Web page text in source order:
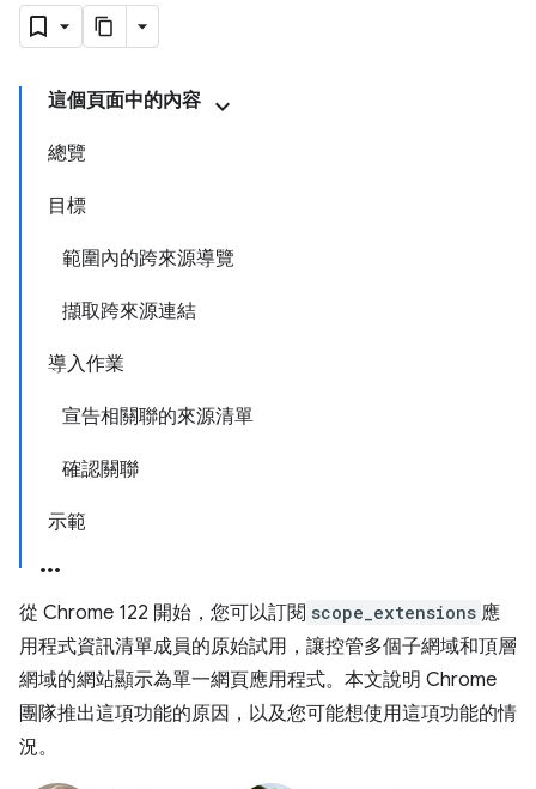
這個頁面中的內容
總覽
目標
範圍內的跨來源導覽
擷取跨來源連結
導入作業
宣告相關聯的來源清單
確認關聯
示範
從 Chrome 122 開始，您可以訂閱 scope_extensions 應
用程式資訊清單成員的原始試用，讓控管多個子網域和頂層
網域的網站顯示為單一網頁應用程式。本文說明 Chrome
團隊推出這項功能的原因，以及您可能想使用這項功能的情
況。